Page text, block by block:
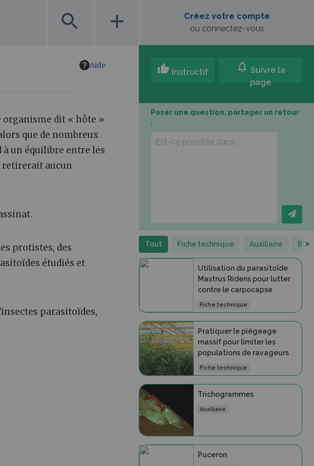
search add
Créez votre compte
ou connectez-vous
Aide
organisme dit « hôte »
que de nombreux
un équilibre entre les
retirerait aucun
protistes, des
étudiés et
parasitoïdes,
thumb_up Instructif notifications Suivre la
page
Poser une question, partager un retour
:
Tout Fiche technique Auxiliaire >
Utilisation du parasitoïde
Mastrus Ridens pour lutter
contre le carpocapse
Fiche technique
Pratiquer le piégeage
massif pour limiter les
populations de ravageurs
Fiche technique
Trichogrammes
Auxiliaire
Puceron